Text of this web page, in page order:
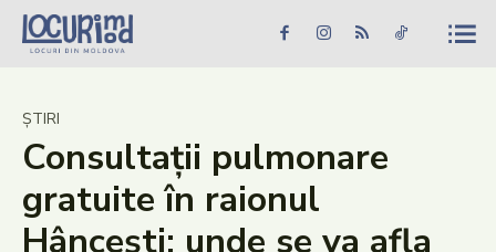
Caută în site... Căutare
Știri
Evenimente
Dezvoltare rurală
ȘTIRI
Consultații pulmonare
gratuite în raionul
Hâncești: unde se va afla